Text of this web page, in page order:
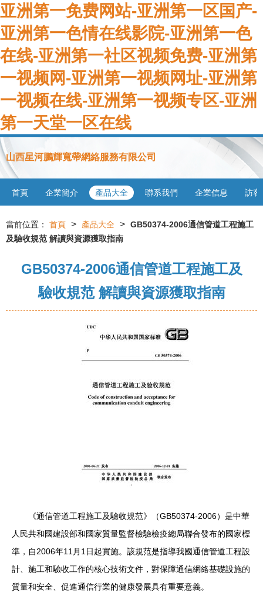
亚洲第一免费网站-亚洲第一区国产-
亚洲第一色情在线影院-亚洲第一色
在线-亚洲第一社区视频免费-亚洲第
一视频网-亚洲第一视频网址-亚洲第
一视频在线-亚洲第一视频专区-亚洲
第一天堂一区在线
山西星河鵬輝寬帶網絡服務有限公司
首頁 企業簡介 產品大全 聯系我們 企業信息 訪客
當前位置： 首頁 > 產品大全 > GB50374-2006通信管道工程施工
及驗收規范 解讀與資源獲取指南
GB50374-2006通信管道工程施工及
驗收規范 解讀與資源獲取指南
《通信管道工程施工及驗收規范》（GB50374-2006）是中華
人民共和國建設部和國家質量監督檢驗檢疫總局聯合發布的國家標
準，自2006年11月1日起實施。該規范是指導我國通信管道工程設
計、施工和驗收工作的核心技術文件，對保障通信網絡基礎設施的
質量和安全、促進通信行業的健康發展具有重要意義。